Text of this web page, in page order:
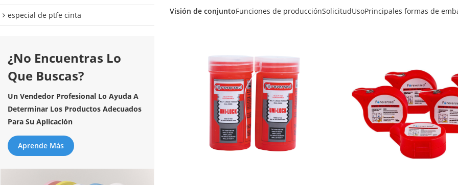
especial de ptfe cinta
¿No Encuentras Lo
Que Buscas?
Un Vendedor Profesional Lo Ayuda A
Determinar Los Productos Adecuados
Para Su Aplicación
Aprende Más
Visión de conjuntoFunciones de producciónSolicitudUsoPrincipales formas de